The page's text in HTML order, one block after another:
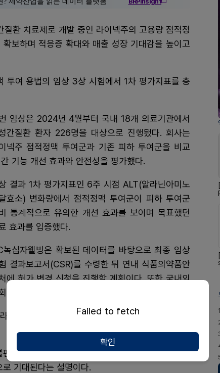
환 치료제로 개발 중인 라이넥주의 고용량 점적정
보하며 적응증 확대와 매출 성장 기대감을 높이고
투여 용법의 임상 3상 시험에서 1차 평가지표를 충
임상은 2024년 4월부터 국내 18개 의료기관에서
간질환 환자 226명을 대상으로 진행됐다. 회사는
넥주 점적정맥 투여군과 기존 피하 투여군을 비교
기능 개선 효과와 안전성을 평가했다.
결과 1차 평가지표인 6주 시점 ALT(알라닌아미노
효소) 변화량에서 점적정맥 투여군이 피하 투여군
통계적으로 유의한 개선 효과를 보이며 목표했던
효과를 입증했다.
녹십자웰빙은 확보된 데이터를 바탕으로 최종 임상
결과보고서(CSR)를 수령한 뒤 연내 식품의약품안
에 허가 변경 신청을 진행할 계획이다. 또한 국내외
를 통해 상세 결과도 공개할 예정이다.
의료 현장의 투여 편의성 개선 측면에서도 의미가
함이 있었지만 정맥주사 투여가 가능해질 경우 의
기대된다는 설명이다.
1
Failed to fetch
확인